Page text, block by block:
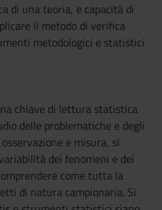
di una teoria, e capacità di
il metodo di verifica
metodologici e statistici
chiave di lettura statistica
delle problematiche e degli
e misura, si
dei fenomeni e dei
come tutta la
di natura campionaria. Si